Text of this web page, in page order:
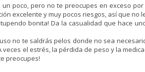
poco, pero no te preocupes en exceso
excelente y muy pocos riesgos, así que no
bonita! Da la casualidad que hace
no te saldrás pelos donde no sea
el estrés, la pérdida de peso y la
preocupes!